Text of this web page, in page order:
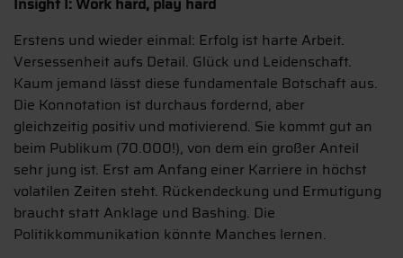
Erstens und wieder einmal: Erfolg ist harte Arbeit.
Versessenheit aufs Detail. Glück und Leidenschaft.
Kaum jemand lässt diese fundamentale Botschaft aus.
Die Konnotation ist durchaus fordernd, aber
gleichzeitig positiv und motivierend. Sie kommt gut an
beim Publikum (70.000!), von dem ein großer Anteil
sehr jung ist. Erst am Anfang einer Karriere in höchst
volatilen Zeiten steht. Rückendeckung und Ermutigung
braucht statt Anklage und Bashing. Die
Politikkommunikation könnte Manches lernen.